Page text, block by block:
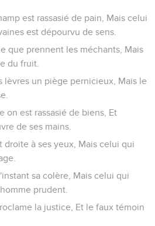
est rassasié de pain, Mais celui
est dépourvu de sens.
que prennent les méchants, Mais
du fruit.
lèvres un piège pernicieux, Mais le
on est rassasié de biens, Et
de ses mains.
droite à ses yeux, Mais celui qui
sa colère, Mais celui qui
prudent.
la justice, Et le faux témoin